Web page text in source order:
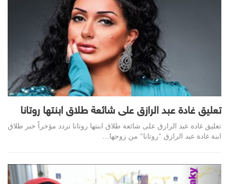
تعليق غادة عبد الرازق على شائعة طلاق ابنتها روتانا
تعليق غادة عبد الرازق على شائعة طلاق ابنتها روتانا تردد مؤخراً خبر طلاق
ابنة غادة عبد الرازق "روتانا" من زوجها…